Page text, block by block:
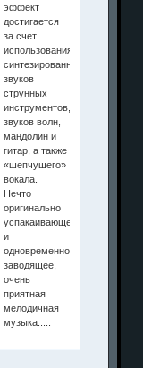
эффект
достигается
за счет
использования
синтезированных
звуков
струнных
инструментов,
звуков волн,
мандолин и
гитар, а также
«шепчушего»
вокала.
Нечто
оригинально
успакаивающее
и
одновременно
заводящее,
очень
приятная
мелодичная
музыка.....